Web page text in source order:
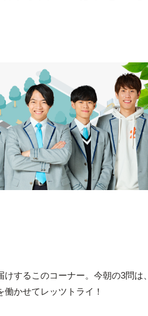
するこのコーナー。今朝の3問は、
かせてレッツトライ！